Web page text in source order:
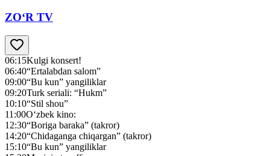
ZO‘R TV
06:15Kulgi konsert!
06:40“Ertalabdan salom”
09:00“Bu kun” yangiliklar
09:20Turk seriali: “Hukm”
10:10“Stil shou”
11:00O‘zbek kino:
12:30“Boriga baraka” (takror)
14:20“Chidaganga chiqargan” (takror)
15:10“Bu kun” yangiliklar